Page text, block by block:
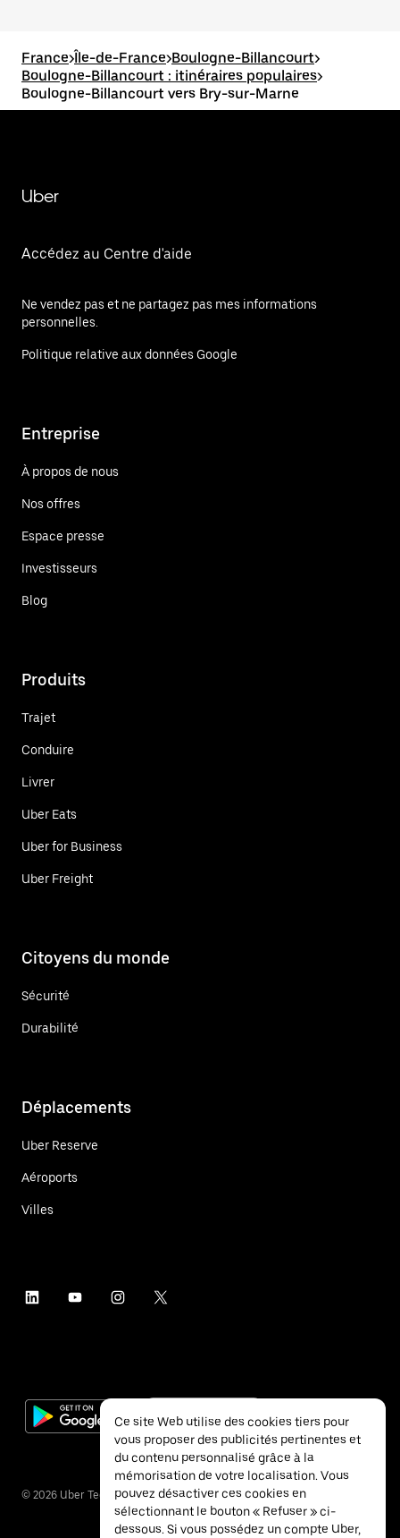
France>Île-de-France>Boulogne-Billancourt>
Boulogne-Billancourt : itinéraires populaires>
Boulogne-Billancourt vers Bry-sur-Marne
Uber
Accédez au Centre d'aide
Ne vendez pas et ne partagez pas mes informations
personnelles.
Politique relative aux données Google
Entreprise
À propos de nous
Nos offres
Espace presse
Investisseurs
Blog
Produits
Trajet
Conduire
Livrer
Uber Eats
Uber for Business
Uber Freight
Citoyens du monde
Sécurité
Durabilité
Déplacements
Uber Reserve
Aéroports
Villes
© 2026 Uber Technologies Inc.
Ce site Web utilise des cookies tiers pour
vous proposer des publicités pertinentes et
du contenu personnalisé grâce à la
mémorisation de votre localisation. Vous
pouvez désactiver ces cookies en
sélectionnant le bouton « Refuser » ci-
dessous. Si vous possédez un compte Uber,